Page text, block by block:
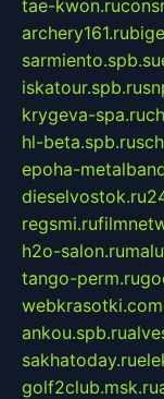
tae-kwon.ru
archery161.ru
sarmiento.spb.su
iskatour.spb.ru
krygeva-spa.ru
hl-beta.spb.ru
epoha-
dieselvostok.ru
regsmi.ru
h2o-salon.ru
tango-perm.ru
webkrasotki.com
ankou.spb.ru
sakhatoday.ru
golf2club.msk.ru